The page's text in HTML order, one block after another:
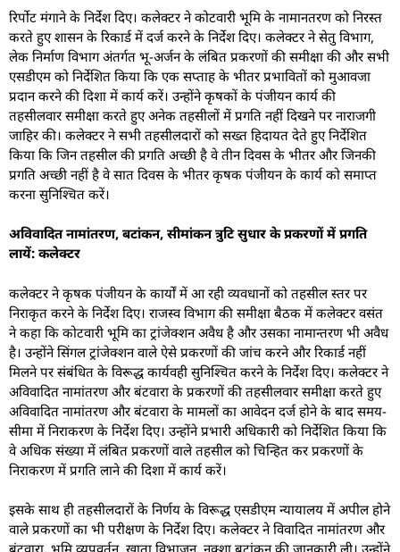
रिर्पोट मंगाने के निर्देश दिए। कलेक्टर ने कोटवारी भूमि के नामानतरण को निरस्त
करते हुए शासन के रिकार्ड में दर्ज करने के निर्देश दिए। कलेक्टर ने सेतु विभाग,
लेक निर्माण विभाग अंतर्गत भू-अर्जन के लंबित प्रकरणों की समीक्षा की और सभी
एसडीएम को निर्देशित किया कि एक सप्ताह के भीतर प्रभावितों को मुआवजा
प्रदान करने की दिशा में कार्य करें। उन्होंने कृषकों के पंजीयन कार्य की
तहसीलवार समीक्षा करते हुए अनेक तहसीलों में प्रगति नहीं दिखने पर नाराजगी
जाहिर की। कलेक्टर ने सभी तहसीलदारों को सख्त हिदायत देते हुए निर्देशित
किया कि जिन तहसील की प्रगति अच्छी है वे तीन दिवस के भीतर और जिनकी
प्रगति अच्छी नहीं है वे सात दिवस के भीतर कृषक पंजीयन के कार्य को समाप्त
करना सुनिश्चित करें।
अविवादित नामांतरण, बटांकन, सीमांकन त्रुटि सुधार के प्रकरणों में प्रगति
लायें: कलेक्टर
कलेक्टर ने कृषक पंजीयन के कार्यों में आ रही व्यवधानों को तहसील स्तर पर
निराकृत करने के निर्देश दिए। राजस्व विभाग की समीक्षा बैठक में कलेक्टर वसंत
ने कहा कि कोटवारी भूमि का ट्रांजेक्शन अवैध है और उसका नामान्तरण भी अवैध
है। उन्होंने सिंगल ट्रांजेक्शन वाले ऐसे प्रकरणों की जांच करने और रिकार्ड नहीं
मिलने पर संबंधित के विरूद्ध कार्यवही सुनिश्चित करने के निर्देश दिए। कलेक्टर ने
अविवादित नामांतरण और बंटवारा के प्रकरणों की तहसीलवार समीक्षा करते हुए
अविवादित नामांतरण और बंटवारा के मामलों का आवेदन दर्ज होने के बाद समय-
सीमा में निराकरण के निर्देश दिए। उन्होंने प्रभारी अधिकारी को निर्देशित किया कि
वे अधिक संख्या में लंबित प्रकरणों वाले तहसील को चिन्हित कर प्रकरणों के
निराकरण में प्रगति लाने की दिशा में कार्य करें।
इसके साथ ही तहसीलदारों के निर्णय के विरूद्ध एसडीएम न्यायालय में अपील होने
वाले प्रकरणों का भी परीक्षण के निर्देश दिए। कलेक्टर ने विवादित नामांतरण और